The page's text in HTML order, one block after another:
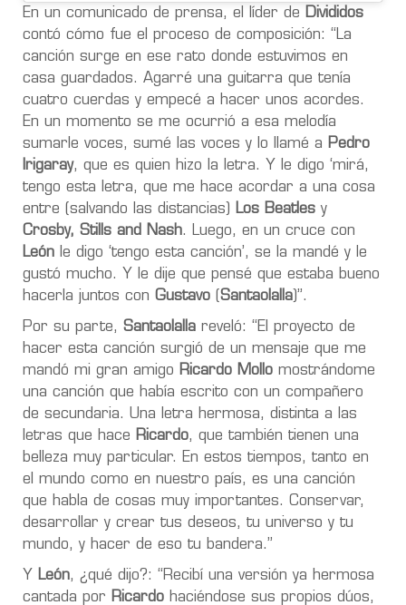
En un comunicado de prensa, el líder de Divididos
contó cómo fue el proceso de composición: “La
canción surge en ese rato donde estuvimos en
casa guardados. Agarré una guitarra que tenía
cuatro cuerdas y empecé a hacer unos acordes.
En un momento se me ocurrió a esa melodía
sumarle voces, sumé las voces y lo llamé a Pedro
Irigaray, que es quien hizo la letra. Y le digo ‘mirá,
tengo esta letra, que me hace acordar a una cosa
entre (salvando las distancias)
Los Beatles y
Crosby, Stills and Nash. Luego, en un cruce con
León le digo ‘tengo esta canción’, se la mandé y le
gustó mucho. Y le dije que pensé que estaba bueno
hacerla juntos con Gustavo Santaolalla )”.
Por su parte, Santaolalla reveló: “El proyecto de
hacer esta canción surgió de un mensaje que me
mandó mi gran amigo Ricardo Mollo mostrándome
una canción que había escrito con un compañero
de secundaria. Una letra hermosa, distinta a las
letras que hace Ricardo, que también tienen una
belleza muy particular. En estos tiempos, tanto en
el mundo como en nuestro país, es una canción
que habla de cosas muy importantes. Conservar,
desarrollar y crear tus deseos, tu universo y tu
mundo, y hacer de eso tu bandera.”
Y León, ¿qué dijo?: “Recibí una versión ya hermosa
cantada por Ricardo haciéndose sus propios dúos,